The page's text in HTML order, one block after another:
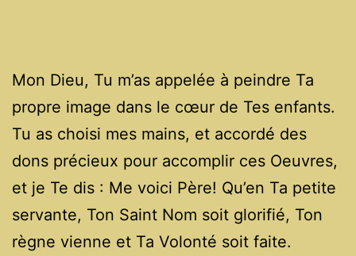
Mon Dieu, Tu m’as appelée à peindre Ta
propre image dans le cœur de Tes enfants.
Tu as choisi mes mains, et accordé des
dons précieux pour accomplir ces Oeuvres,
et je Te dis : Me voici Père! Qu’en Ta petite
servante, Ton Saint Nom soit glorifié, Ton
règne vienne et Ta Volonté soit faite.